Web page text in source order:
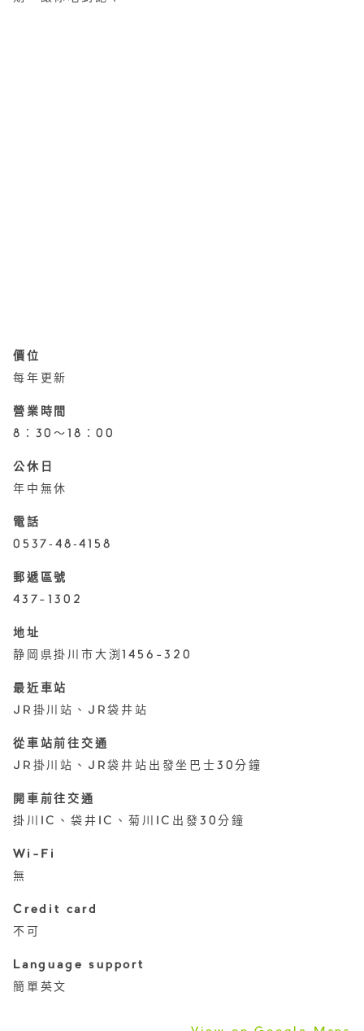
價位
每年更新
營業時間
8：30～18：00
公休日
年中無休
電話
0537‐48‐4158
郵遞區號
437-1302
地址
静岡県掛川市大渕1456-320
最近車站
JR掛川站、JR袋井站
從車站前往交通
JR掛川站、JR袋井站出發坐巴士30分鐘
開車前往交通
掛川IC、袋井IC、菊川IC出發30分鐘
Wi-Fi
無
Credit card
不可
Language support
簡單英文